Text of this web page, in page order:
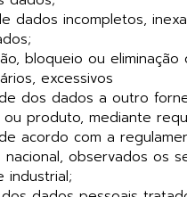
dados incompletos,
bloqueio ou
excessivos
dos dados a outro
produto, mediante
acordo com a
nacional, observados os
industrial;